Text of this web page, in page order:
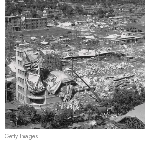
Getty Images